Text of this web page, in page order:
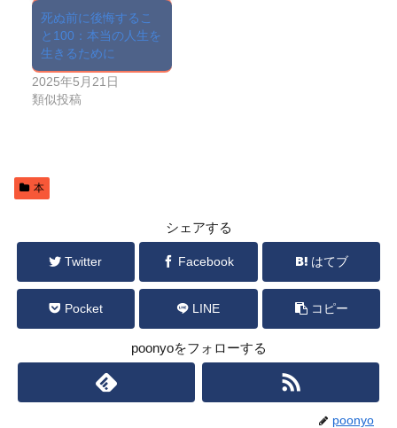
死ぬ前に後悔するこ
と100：本当の人生を
生きるために
2025年5月21日
類似投稿
本
シェアする
Twitter Facebook はてブ
Pocket LINE コピー
poonyoをフォローする
poonyo